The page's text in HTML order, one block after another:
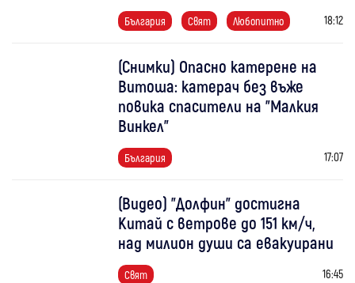
България Свят Любопитно 18:12
(Снимки) Опасно катерене на
Витоша: катерач без въже
повика спасители на "Малкия
Винкел"
България 17:07
(Видео) "Долфин" достигна
Китай с ветрове до 151 км/ч,
над милион души са евакуирани
Свят 16:45